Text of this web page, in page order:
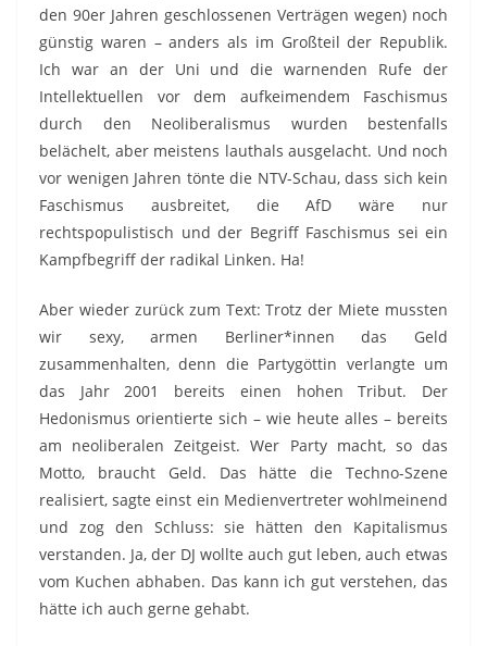
den 90er Jahren geschlossenen Verträgen wegen) noch
günstig waren – anders als im Großteil der Republik.
Ich war an der Uni und die warnenden Rufe der
Intellektuellen vor dem aufkeimendem Faschismus
durch den Neoliberalismus wurden bestenfalls
belächelt, aber meistens lauthals ausgelacht. Und noch
vor wenigen Jahren tönte die NTV-Schau, dass sich kein
Faschismus ausbreitet, die AfD wäre nur
rechtspopulistisch und der Begriff Faschismus sei ein
Kampfbegriff der radikal Linken. Ha!
Aber wieder zurück zum Text: Trotz der Miete mussten
wir sexy, armen Berliner*innen das Geld
zusammenhalten, denn die Partygöttin verlangte um
das Jahr 2001 bereits einen hohen Tribut. Der
Hedonismus orientierte sich – wie heute alles – bereits
am neoliberalen Zeitgeist. Wer Party macht, so das
Motto, braucht Geld. Das hätte die Techno-Szene
realisiert, sagte einst ein Medienvertreter wohlmeinend
und zog den Schluss: sie hätten den Kapitalismus
verstanden. Ja, der DJ wollte auch gut leben, auch etwas
vom Kuchen abhaben. Das kann ich gut verstehen, das
hätte ich auch gerne gehabt.